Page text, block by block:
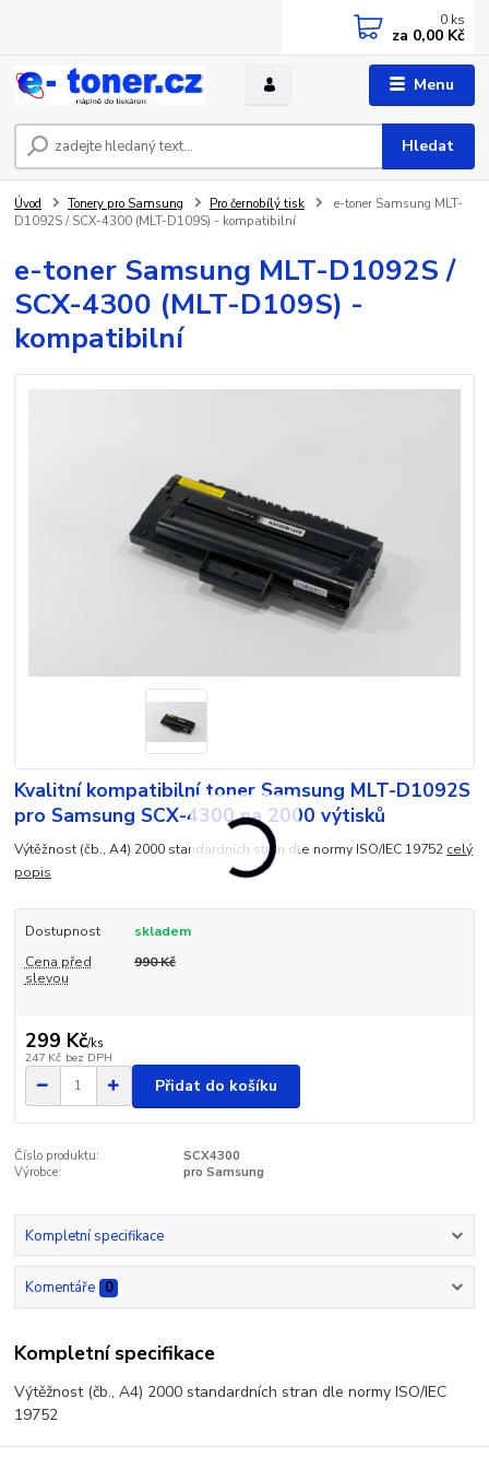
Menu
Hledat
0 ks
za 0,00 Kč
Úvod Tonery pro Samsung Pro černobílý tisk
e-toner Samsung MLT-
D1092S / SCX-4300 (MLT-D109S) - kompatibilní
e-toner Samsung MLT-D1092S /
SCX-4300 (MLT-D109S) -
kompatibilní
Kvalitní kompatibilní toner Samsung MLT-D1092S
pro Samsung SCX-4300 na 2000 výtisků
Výtěžnost (čb., A4) 2000 standardních stran dle normy ISO/IEC 19752 celý
popis
Dostupnost
skladem
Cena před
slevou
990 Kč
299 Kč/ks
247 Kč bez DPH
Přidat do košíku
Číslo produktu:
SCX4300
Výrobce:
pro Samsung
Kompletní specifikace
Komentáře 0
Kompletní specifikace
Výtěžnost (čb., A4) 2000 standardních stran dle normy ISO/IEC
19752